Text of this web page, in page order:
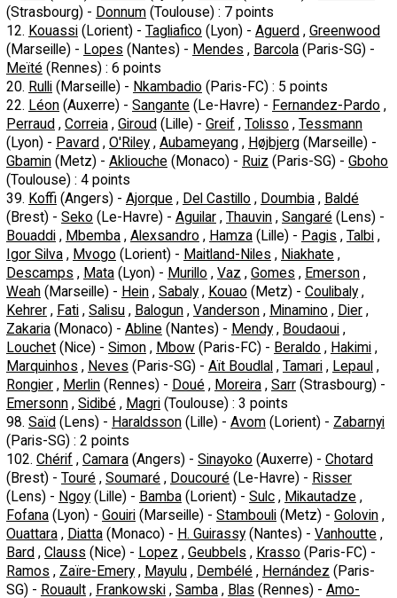
(Strasbourg) - Donnum (Toulouse) : 7 points
12. Kouassi (Lorient) - Tagliafico (Lyon) - Aguerd , Greenwood
(Marseille) - Lopes (Nantes) - Mendes , Barcola (Paris-SG) -
Meïté (Rennes) : 6 points
20. Rulli (Marseille) - Nkambadio (Paris-FC) : 5 points
22. Léon (Auxerre) - Sangante (Le-Havre) - Fernandez-Pardo ,
Perraud , Correia , Giroud (Lille) - Greif , Tolisso , Tessmann
(Lyon) - Pavard , O'Riley , Aubameyang , Højbjerg (Marseille) -
Gbamin (Metz) - Akliouche (Monaco) - Ruiz (Paris-SG) - Gboho
(Toulouse) : 4 points
39. Koffi (Angers) - Ajorque , Del Castillo , Doumbia , Baldé
(Brest) - Seko (Le-Havre) - Aguilar , Thauvin , Sangaré (Lens) -
Bouaddi , Mbemba , Alexsandro , Hamza (Lille) - Pagis , Talbi ,
Igor Silva , Mvogo (Lorient) - Maitland-Niles , Niakhate ,
Descamps , Mata (Lyon) - Murillo , Vaz , Gomes , Emerson ,
Weah (Marseille) - Hein , Sabaly , Kouao (Metz) - Coulibaly ,
Kehrer , Fati , Salisu , Balogun , Vanderson , Minamino , Dier ,
Zakaria (Monaco) - Abline (Nantes) - Mendy , Boudaoui ,
Louchet (Nice) - Simon , Mbow (Paris-FC) - Beraldo , Hakimi ,
Marquinhos , Neves (Paris-SG) - Aït Boudlal , Tamari , Lepaul ,
Rongier , Merlin (Rennes) - Doué , Moreira , Sarr (Strasbourg) -
Emersonn , Sidibé , Magri (Toulouse) : 3 points
98. Saïd (Lens) - Haraldsson (Lille) - Avom (Lorient) - Zabarnyi
(Paris-SG) : 2 points
102. Chérif , Camara (Angers) - Sinayoko (Auxerre) - Chotard
(Brest) - Touré , Soumaré , Doucouré (Le-Havre) - Risser
(Lens) - Ngoy (Lille) - Bamba (Lorient) - Sulc , Mikautadze ,
Fofana (Lyon) - Gouiri (Marseille) - Stambouli (Metz) - Golovin ,
Ouattara , Diatta (Monaco) - H. Guirassy (Nantes) - Vanhoutte ,
Bard , Clauss (Nice) - Lopez , Geubbels , Krasso (Paris-FC) -
Ramos , Zaïre-Emery , Mayulu , Dembélé , Hernández (Paris-
SG) - Rouault , Frankowski , Samba , Blas (Rennes) - Amo-